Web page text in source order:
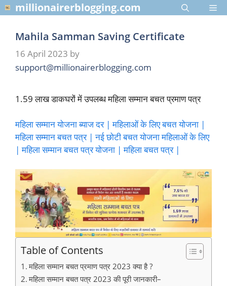
Skip
to
content
millionairerblogging.com
Mahila Samman Saving Certificate
16 April 2023 by
support@millionairerblogging.com
1.59 लाख डाकघरों में उपलब्ध महिला सम्मान बचत प्रमाण पत्र
महिला सम्मान योजना ब्याज दर | महिलाओं के लिए बचत योजना |
महिला सम्मान बचत पत्र | नई छोटी बचत योजना महिलाओं के लिए
| महिला सम्मान बचत पत्र योजना | महिला बचत पत्र |
Table of Contents
महिला सम्मान बचत प्रमाण पत्र 2023 क्या है ?
महिला सम्मान बचत पत्र 2023 की पूरी जानकारी–